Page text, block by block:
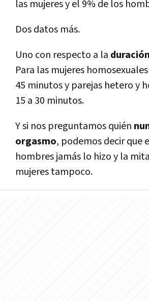
las mujeres y el 9% de los
Dos datos más.
Uno con respecto a la
Para las mujeres
45 minutos y parejas hetero y
15 a 30 minutos.
Y si nos preguntamos quién
orgasmo, podemos decir que
hombres jamás lo hizo y la
mujeres tampoco.